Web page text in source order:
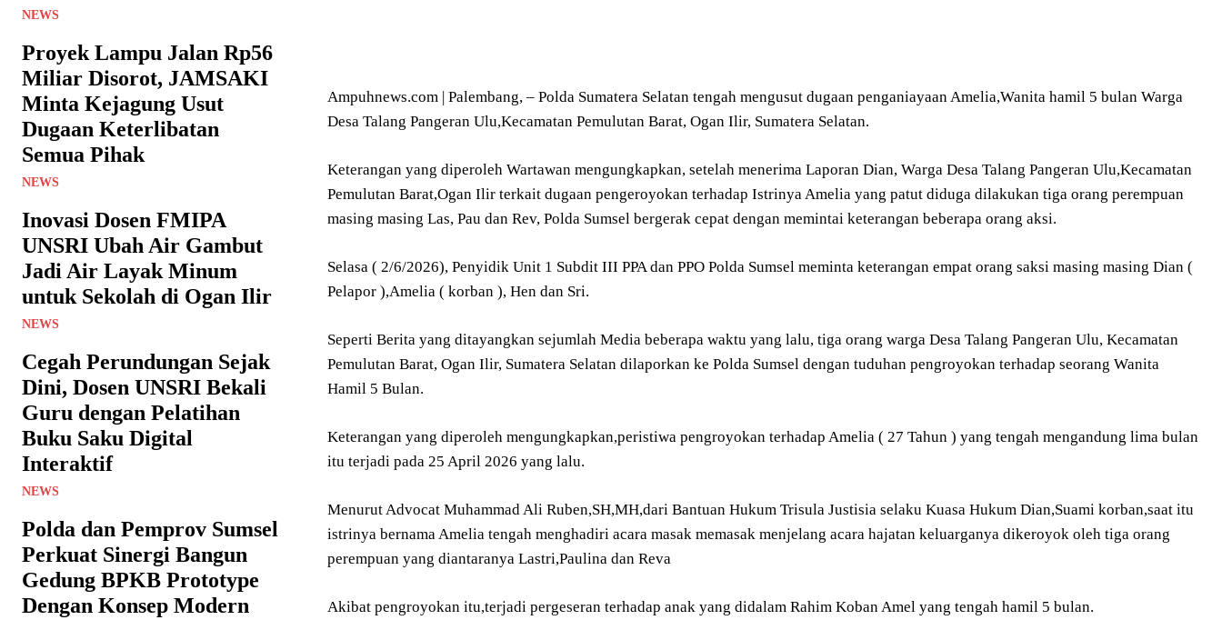
NEWS
Proyek Lampu Jalan Rp56
Miliar Disorot, JAMSAKI
Minta Kejagung Usut
Dugaan Keterlibatan
Semua Pihak
NEWS
Inovasi Dosen FMIPA
UNSRI Ubah Air Gambut
Jadi Air Layak Minum
untuk Sekolah di Ogan Ilir
NEWS
Cegah Perundungan Sejak
Dini, Dosen UNSRI Bekali
Guru dengan Pelatihan
Buku Saku Digital
Interaktif
NEWS
Polda dan Pemprov Sumsel
Perkuat Sinergi Bangun
Gedung BPKB Prototype
Dengan Konsep Modern
Ampuhnews.com | Palembang, – Polda Sumatera Selatan tengah mengusut dugaan penganiayaan Amelia,Wanita hamil 5 bulan Warga
Desa Talang Pangeran Ulu,Kecamatan Pemulutan Barat, Ogan Ilir, Sumatera Selatan.
Keterangan yang diperoleh Wartawan mengungkapkan, setelah menerima Laporan Dian, Warga Desa Talang Pangeran Ulu,Kecamatan
Pemulutan Barat,Ogan Ilir terkait dugaan pengeroyokan terhadap Istrinya Amelia yang patut diduga dilakukan tiga orang perempuan
masing masing Las, Pau dan Rev, Polda Sumsel bergerak cepat dengan memintai keterangan beberapa orang aksi.
Selasa ( 2/6/2026), Penyidik Unit 1 Subdit III PPA dan PPO Polda Sumsel meminta keterangan empat orang saksi masing masing Dian (
Pelapor ),Amelia ( korban ), Hen dan Sri.
Seperti Berita yang ditayangkan sejumlah Media beberapa waktu yang lalu, tiga orang warga Desa Talang Pangeran Ulu, Kecamatan
Pemulutan Barat, Ogan Ilir, Sumatera Selatan dilaporkan ke Polda Sumsel dengan tuduhan pengroyokan terhadap seorang Wanita
Hamil 5 Bulan.
Keterangan yang diperoleh mengungkapkan,peristiwa pengroyokan terhadap Amelia ( 27 Tahun ) yang tengah mengandung lima bulan
itu terjadi pada 25 April 2026 yang lalu.
Menurut Advocat Muhammad Ali Ruben,SH,MH,dari Bantuan Hukum Trisula Justisia selaku Kuasa Hukum Dian,Suami korban,saat itu
istrinya bernama Amelia tengah menghadiri acara masak memasak menjelang acara hajatan keluarganya dikeroyok oleh tiga orang
perempuan yang diantaranya Lastri,Paulina dan Reva
Akibat pengroyokan itu,terjadi pergeseran terhadap anak yang didalam Rahim Koban Amel yang tengah hamil 5 bulan.